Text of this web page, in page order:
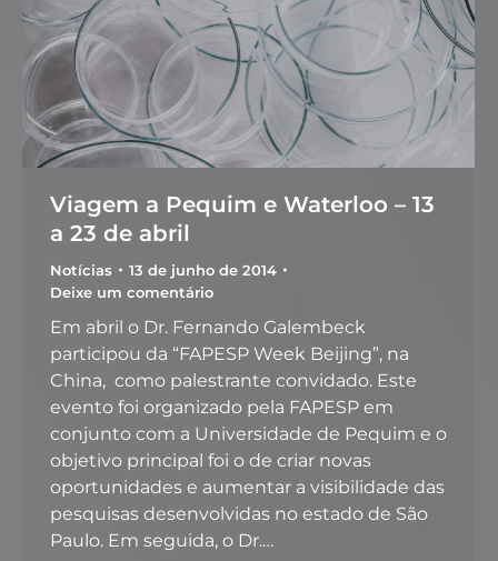
Viagem a Pequim e Waterloo – 13
a 23 de abril
Notícias
13 de junho de 2014
Deixe um comentário
Em abril o Dr. Fernando Galembeck
participou da “FAPESP Week Beijing”, na
China, como palestrante convidado. Este
evento foi organizado pela FAPESP em
conjunto com a Universidade de Pequim e o
objetivo principal foi o de criar novas
oportunidades e aumentar a visibilidade das
pesquisas desenvolvidas no estado de São
Paulo. Em seguida, o Dr.…